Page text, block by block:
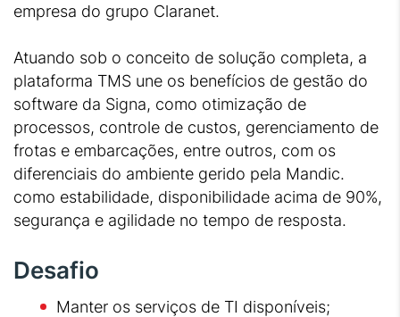
empresa do grupo Claranet.
Atuando sob o conceito de solução completa, a
plataforma TMS une os benefícios de gestão do
software da Signa, como otimização de
processos, controle de custos, gerenciamento de
frotas e embarcações, entre outros, com os
diferenciais do ambiente gerido pela Mandic.
como estabilidade, disponibilidade acima de 90%,
segurança e agilidade no tempo de resposta.
Desafio
Manter os serviços de TI disponíveis;